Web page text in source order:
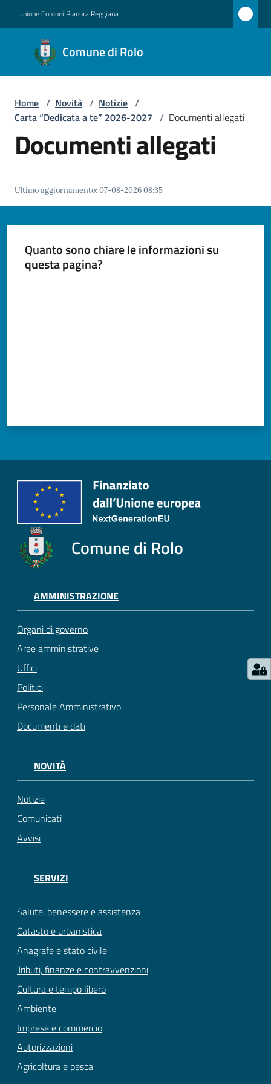
Unione Comuni Pianura Reggiana
Comune di Rolo
Comune
di Rolo
Amministrazione
Novità
Menu selezionato
Vivere
Rolo
Home / Novità / Notizie /
Carta “Dedicata a te” 2026-2027 / Documenti allegati
Documenti allegati
Ultimo aggiornamento:07-08-2026 08:35
Quanto sono chiare le informazioni su
questa pagina?
Comune di Rolo
AMMINISTRAZIONE
Organi di governo
Aree amministrative
Uffici
Politici
Personale Amministrativo
Documenti e dati
NOVITÀ
Notizie
Comunicati
Avvisi
SERVIZI
Salute, benessere e assistenza
Catasto e urbanistica
Anagrafe e stato civile
Tributi, finanze e contravvenzioni
Cultura e tempo libero
Ambiente
Imprese e commercio
Autorizzazioni
Agricoltura e pesca